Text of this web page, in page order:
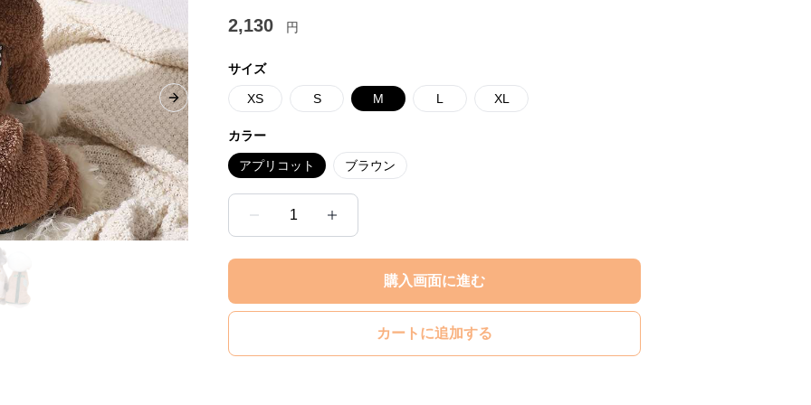
Next slide
2,130 円
サイズ
XS S M L XL
カラー
アプリコット ブラウン
1
購入画面に進む
カートに追加する